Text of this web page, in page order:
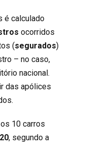
é calculado
ocorridos
(segurados)
– no caso,
nacional.
das apólices
10 carros
, segundo a